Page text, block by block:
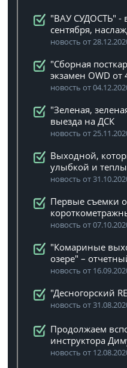
"ВАУ СУДОСТЬ" -
сентября,
новость от
"Сборная
экзамен OWD от
новость от
"Зеленая,
выезда на ДСК
новость от
Выходной,
улыбкой и
новость от
Первые съемки
новость от
"Комариные
озере" –
новость от
"Десногорский
новость от
Продолжаем
инструктора
новость от